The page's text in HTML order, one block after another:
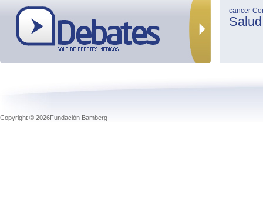
cancer
Salud
Copyright © 2026Fundación Bamberg